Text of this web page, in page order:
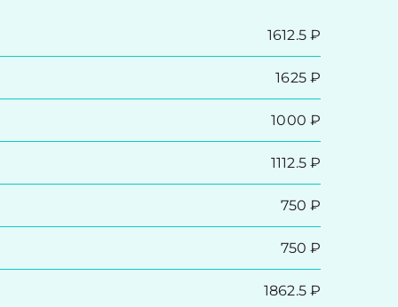
1612.5 ₽
1625 ₽
1000 ₽
1112.5 ₽
750 ₽
750 ₽
1862.5 ₽